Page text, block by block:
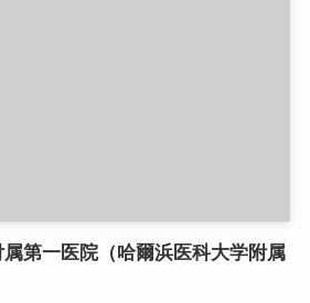
第一医院（哈爾浜医科大学附属